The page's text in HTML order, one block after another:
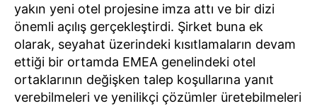
yakın yeni otel projesine imza attı ve bir dizi
önemli açılış gerçekleştirdi. Şirket buna ek
olarak, seyahat üzerindeki kısıtlamaların devam
ettiği bir ortamda EMEA genelindeki otel
ortaklarının değişken talep koşullarına yanıt
verebilmeleri ve yenilikçi çözümler üretebilmeleri